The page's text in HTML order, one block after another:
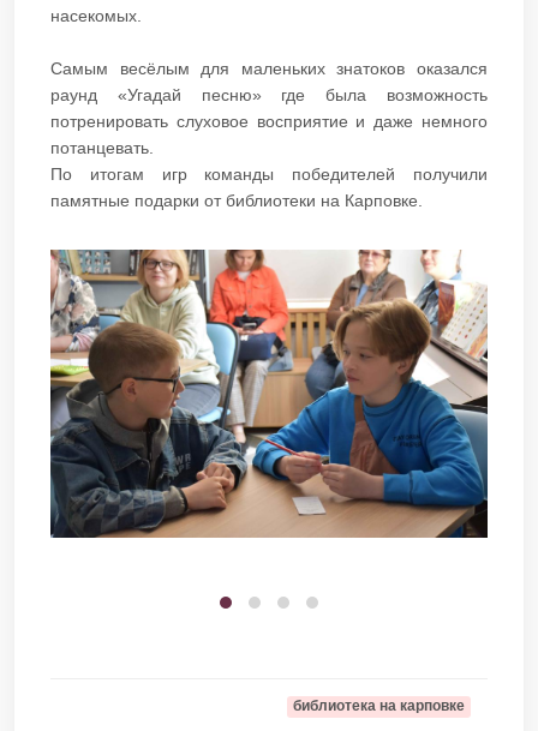
насекомых.
Самым весёлым для маленьких знатоков оказался
раунд «Угадай песню» где была возможность
потренировать слуховое восприятие и даже немного
потанцевать.
По итогам игр команды победителей получили
памятные подарки от библиотеки на Карповке.​​​
библиотека на карповке